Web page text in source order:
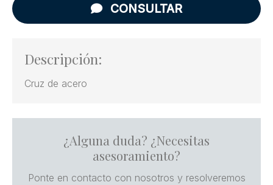
CONSULTAR
Descripción:
Cruz de acero
¿Alguna duda? ¿Necesitas
asesoramiento?
Ponte en contacto con nosotros y resolveremos